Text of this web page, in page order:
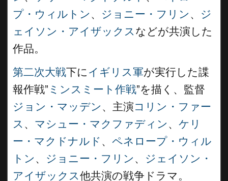
プ・ウィルトン 、 ジョニー・フリン 、 ジ
ェイソン・アイザックスなどが共演した
作品。
第二次大戦下に イギリス軍が実行した諜
報作戦” ミンスミート作戦”を描く、監督
ジョン・マッデン 、主演コリン・ファー
ス 、 マシュー・マクファディン 、 ケリ
ー・マクドナルド 、 ペネロープ・ウィル
トン 、 ジョニー・フリン 、 ジェイソン・
アイザックス他共演の戦争ドラマ。